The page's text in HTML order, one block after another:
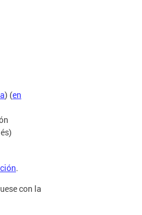
) (en
.
con la